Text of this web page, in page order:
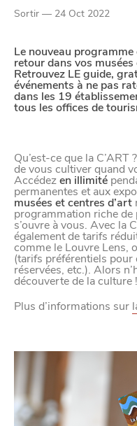
Sortir — 24 Oct 2022
Le nouveau programme
retour dans vos
Retrouvez LE guide,
événements à ne pas
dans les 19
tous les offices de
Qu’est-ce que la
de vous cultiver quand
Accédezen illimité
permanentes et aux
musées et centres d’art
programmation riche
s’ouvre à vous. Avec la
également de tarifs
comme le Louvre Lens,
(tarifs préférentiels
réservées, etc.). Alors
découverte de la culture !
Plus d’informations sur
Google Analytics
YouTube
Afin de faciliter votre
apporter le meilleur
des cookies pour
visiteurs,
Nos politique de